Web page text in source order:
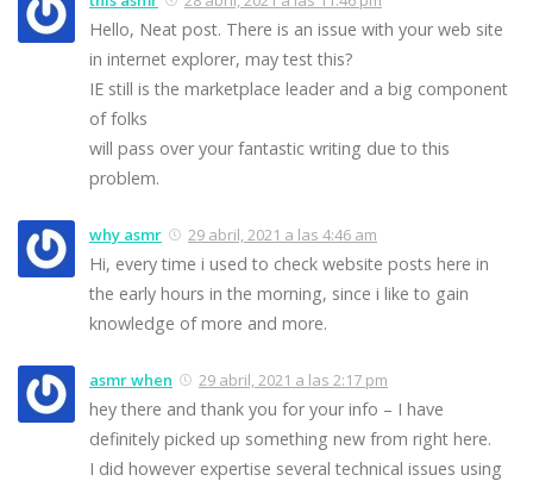
Hello, Neat post. There is an issue with your web site
in internet explorer, may test this?
IE still is the marketplace leader and a big component
of folks
will pass over your fantastic writing due to this
problem.
why asmr 29 abril, 2021 a las 4:46 am
Hi, every time i used to check website posts here in
the early hours in the morning, since i like to gain
knowledge of more and more.
asmr when 29 abril, 2021 a las 2:17 pm
hey there and thank you for your info – I have
definitely picked up something new from right here.
I did however expertise several technical issues using